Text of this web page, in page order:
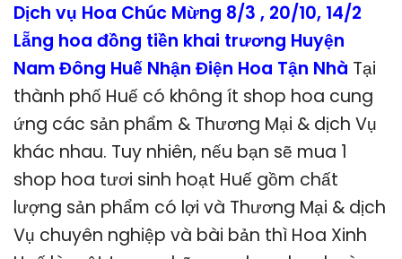
Dịch vụ Hoa Chúc Mừng 8/3 , 20/10, 14/2
Lẵng hoa đồng tiền khai trương Huyện
Nam Đông Huế Nhận Điện Hoa Tận Nhà Tại
thành phố Huế có không ít shop hoa cung
ứng các sản phẩm & Thương Mại & dịch Vụ
khác nhau. Tuy nhiên, nếu bạn sẽ mua 1
shop hoa tươi sinh hoạt Huế gồm chất
lượng sản phẩm có lợi và Thương Mại & dịch
Vụ chuyên nghiệp và bài bản thì Hoa Xinh